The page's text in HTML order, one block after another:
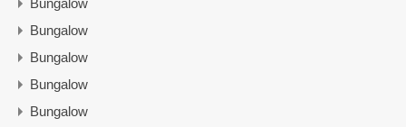
Bungalow
Bungalow
Bungalow
Bungalow
Bungalow